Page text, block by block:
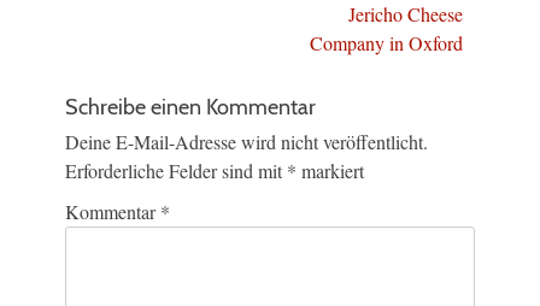
Jericho Cheese
Company in Oxford
Schreibe einen Kommentar
Deine E-Mail-Adresse wird nicht veröffentlicht.
Erforderliche Felder sind mit * markiert
Kommentar*